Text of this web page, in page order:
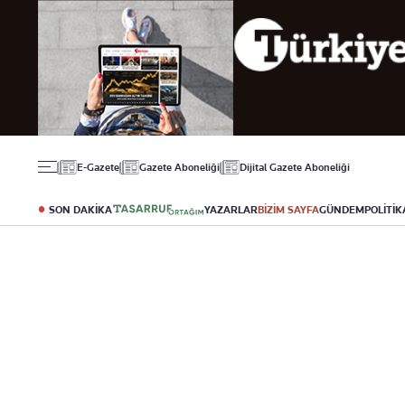
E-Gazete Gazete Aboneliği Dijital Gazete Aboneliği
SON DAKİKA YAZARLARBİZİM SAYFAGÜNDEM
Politika
Ekonomi
Borsa
Altın
Döviz
Hisse Senedi
Kripto Para
T-Otomobil
Futbol
Puan Durumu